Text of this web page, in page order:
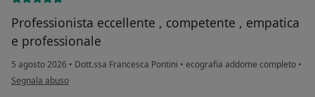
Professionista eccellente , competente , empatica
e professionale
5 agosto 2026 • Dott.ssa Francesca Pontini • ecografia addome completo •
secondo l'opinione dell'utente Lucia Ziliotto
Segnala abuso